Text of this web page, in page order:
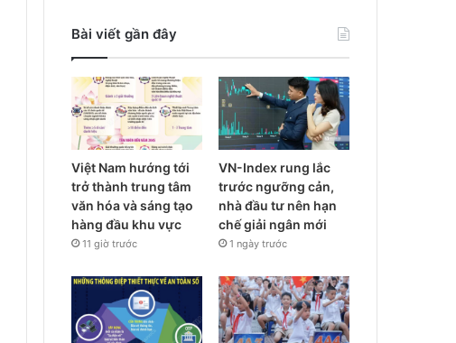
Bài viết gần đây
Việt Nam hướng tới
trở thành trung tâm
văn hóa và sáng tạo
hàng đầu khu vực
11 giờ trước
VN-Index rung lắc
trước ngưỡng cản,
nhà đầu tư nên hạn
chế giải ngân mới
1 ngày trước